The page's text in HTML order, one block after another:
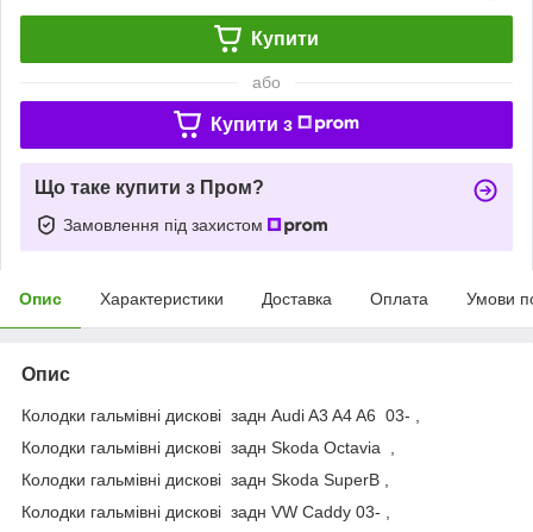
Купити
або
Купити з
Що таке купити з Пром?
Замовлення під захистом
Опис Характеристики Доставка Оплата Умови
Опис
Колодки гальмівні дискові задн Audi A3 A4 A6 03- ,
Колодки гальмівні дискові задн Skoda Octavia ,
Колодки гальмівні дискові задн Skoda SuperB ,
Колодки гальмівні дискові задн VW Caddy 03- ,